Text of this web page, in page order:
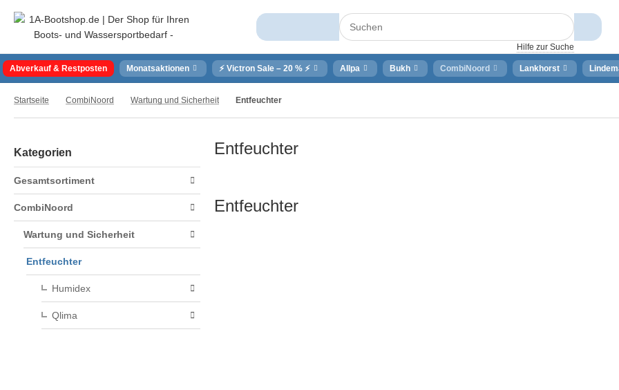
Hilfe zur Suche
Abverkauf & Restposten Monatsaktionen ⚡ Victron Sale – 20 % ⚡ Allpa Bukh CombiNoord Lankhorst
Startseite CombiNoord Wartung und Sicherheit Entfeuchter
Kategorien
Gesamtsortiment
CombiNoord
Wartung und Sicherheit
Entfeuchter
Humidex
Qlima
Entfeuchter
Entfeuchter